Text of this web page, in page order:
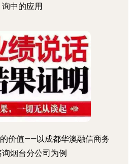
询中的应用
价值——以成都华澳融信商务
烟台分公司为例